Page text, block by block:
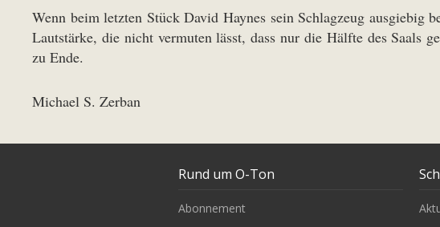
Wenn beim letzten Stück David Haynes sein Schlagzeug
Lautstärke, die nicht vermuten lässt, dass nur die Hälfte des Saals
zu Ende.
Michael S. Zerban
Rund um O-Ton
Abonnement